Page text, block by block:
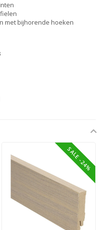
met bijhorende hoeken
SALE -24%